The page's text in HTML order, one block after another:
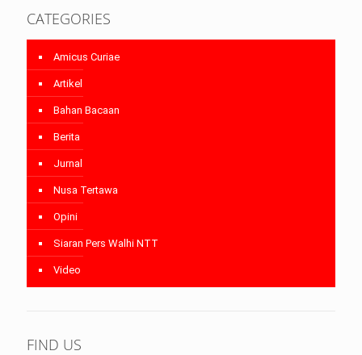
CATEGORIES
Amicus Curiae
Artikel
Bahan Bacaan
Berita
Jurnal
Nusa Tertawa
Opini
Siaran Pers Walhi NTT
Video
FIND US